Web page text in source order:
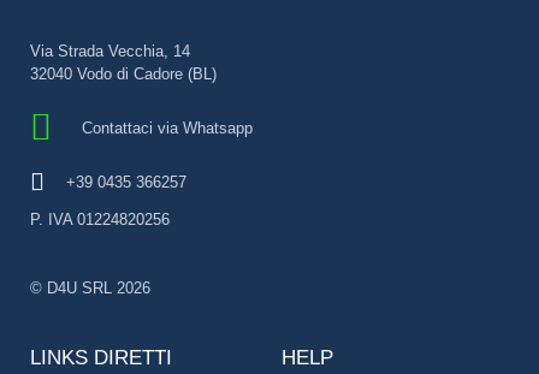
Via Strada Vecchia, 14
32040 Vodo di Cadore (BL)
Contattaci via Whatsapp
+39 0435 366257
P. IVA 01224820256
© D4U SRL 2026
LINKS DIRETTI HELP